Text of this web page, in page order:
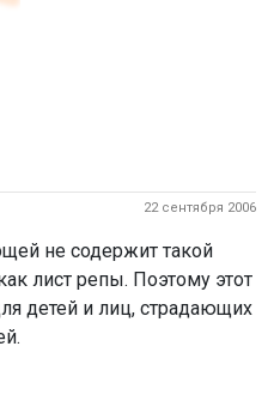
22 сентября 2006
не содержит такой
лист репы. Поэтому этот
детей и лиц, страдающих